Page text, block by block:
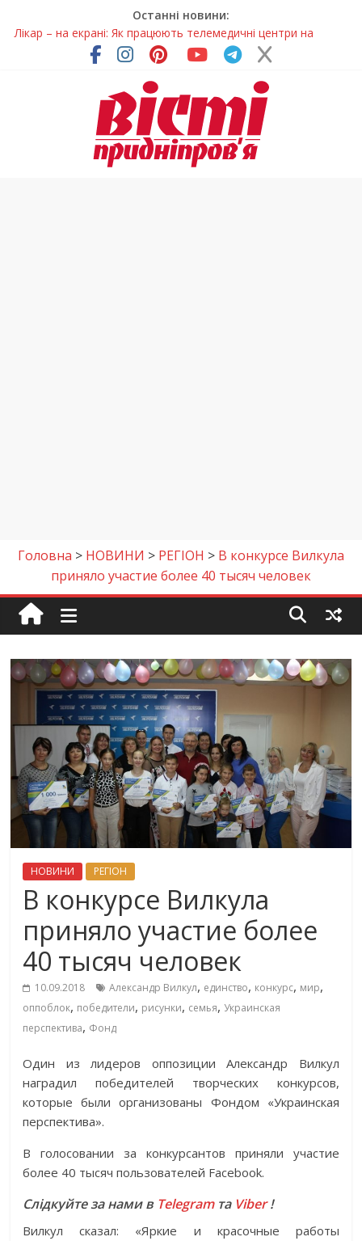
Останні новини:
Лікар – на екрані: Як працюють телемедичні центри на
Дніпропетровщині
У Дніпрі триває масштабна підготовка до опалювального
Пошуки тривають: на Дніпропетровщині досліджують місце
розташування легендарного монастиря (Фото)
Ветерани Дніпропетровщини отримують шанс на власне
Головна > НОВИНИ > РЕГІОН > В конкурсе Вилкула
приняло участие более 40 тысяч человек
НОВИНИ РЕГІОН
В конкурсе Вилкула
приняло участие более
40 тысяч человек
10.09.2018 Александр Вилкул, единство, конкурс, мир,
оппоблок, победители, рисунки, семья, Украинская
перспектива, Фонд
Один из лидеров оппозиции Александр Вилкул
наградил победителей творческих конкурсов,
которые были организованы Фондом «Украинская
перспектива».
В голосовании за конкурсантов приняли участие
более 40 тысяч пользователей Facebook.
Слідкуйте за нами в Telegramта Viber!
Вилкул сказал: «Яркие и красочные работы